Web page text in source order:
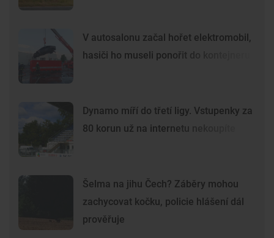
V autosalonu začal hořet elektromobil,
hasiči ho museli ponořit do kontejneru
Dynamo míří do třetí ligy. Vstupenky za
80 korun už na internetu nekoupíte
Šelma na jihu Čech? Záběry mohou
zachycovat kočku, policie hlášení dál
prověřuje